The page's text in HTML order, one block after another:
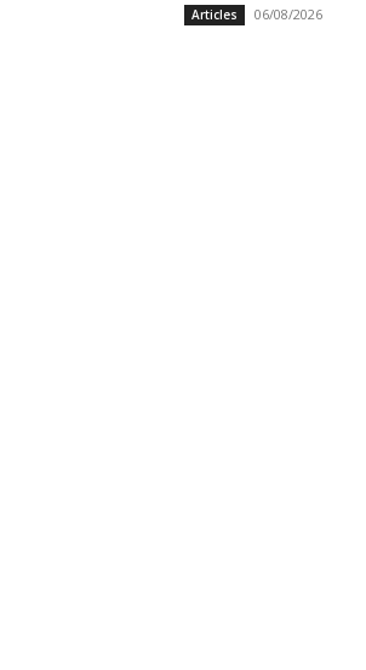
Articles 06/08/2026